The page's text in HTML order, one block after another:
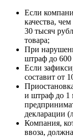
Если
качества,
30 тысяч
товара;
При
штраф до 600
Если
составит от
и штраф до 1
декларации
Компания,
ввоза,